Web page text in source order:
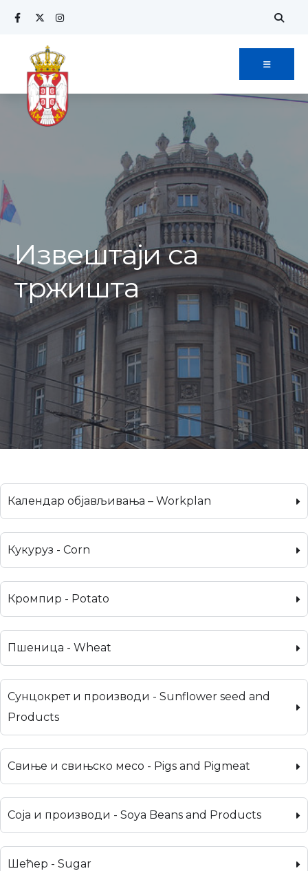
Извештаји са
тржишта
Календар објављивања – Workplan
Кукуруз - Corn
Кромпир - Potato
Пшеница - Wheat
Сунцокрет и производи - Sunflower seed and
Products
Свиње и свињско месо - Pigs and Pigmeat
Соја и производи - Soya Beans and Products
Шећер - Sugar